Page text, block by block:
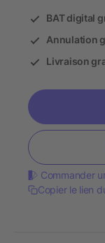
BAT digital
Annulation
Livraison
Commander
Copier le lien